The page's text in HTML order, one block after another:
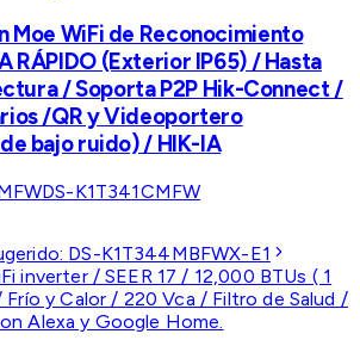
Moe WiFi de Reconocimiento
RÁPIDO (Exterior IP65) / Hasta
/ Soporta P2P Hik-Connect /
/QR y Videoportero
bajo ruido) / HIK-IA
DS-K1T341CMFW
DS-K1T344MBFWX-E1